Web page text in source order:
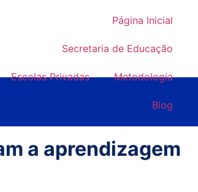
Página Inicial
Secretaria de Educação
Escolas Privadas Metodologia
Blog
a aprendizagem